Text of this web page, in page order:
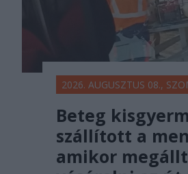
2026. AUGUSZTUS 08.,
Beteg
szállított a
amikor